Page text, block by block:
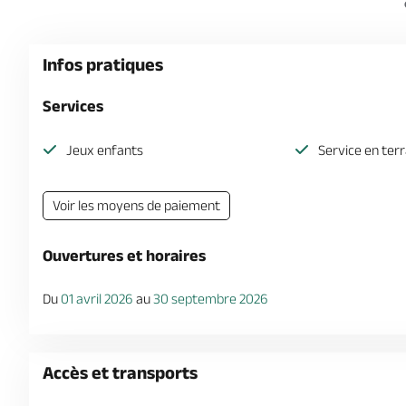
Infos pratiques
Services
Jeux enfants Service en
Voir les moyens de paiement
Ouvertures et horaires
Du 01 avril 2026 au30 septembre 2026
Accès et transports